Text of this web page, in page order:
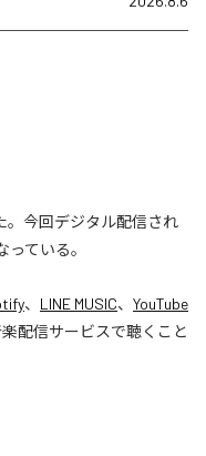
。今回デジタル配信され
っている。
、 LINE MUSIC、 YouTube
配信サービスで聴くこと